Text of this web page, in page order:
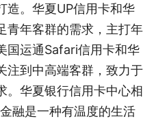
造。华夏UP信用卡和华
青年客群的需求，主打年
国运通Safari信用卡和华
注到中高端客群，致力于
。华夏银行信用卡中心相
融是一种有温度的生活